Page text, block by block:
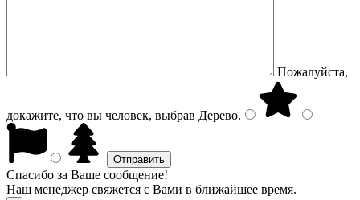
Пожалуйста,
докажите, что вы человек, выбрав Дерево.
Спасибо за Ваше сообщение!
Наш менеджер свяжется с Вами в ближайшее время.